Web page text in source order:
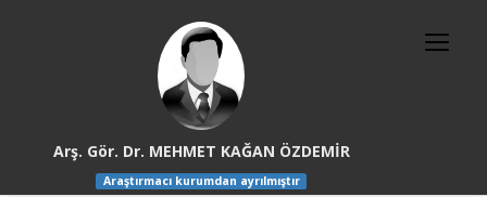
Arş. Gör. Dr. MEHMET KAĞAN ÖZDEMİR
Araştırmacı kurumdan ayrılmıştır